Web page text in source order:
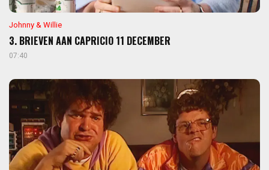
Johnny & Willie
3. BRIEVEN AAN CAPRICIO 11 DECEMBER
07:40